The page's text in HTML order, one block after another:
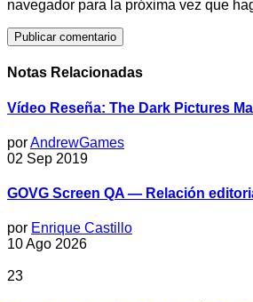
navegador para la próxima vez que
Notas Relacionadas
Vídeo Reseña: The Dark Pictures
porAndrewGames
02 Sep 2019
GOVG Screen QA — Relación
por Enrique Castillo
10 Ago 2026
23